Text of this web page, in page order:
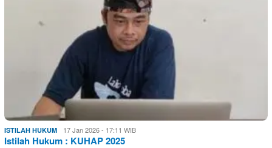
ISTILAH HUKUM 17 Jan 2026 - 17:11 WIB
Istilah Hukum : KUHAP 2025